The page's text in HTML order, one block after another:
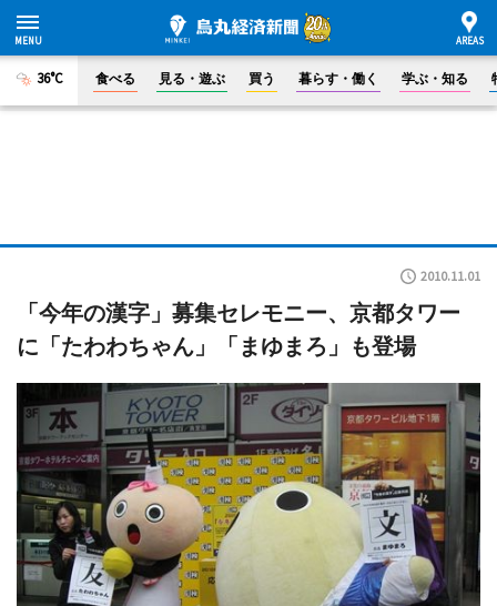
36°C 食べる 見る・遊ぶ 買う 暮らす・働く 学ぶ・知る
2010.11.01
「今年の漢字」募集セレモニー、京都タワー
に「たわわちゃん」「まゆまろ」も登場